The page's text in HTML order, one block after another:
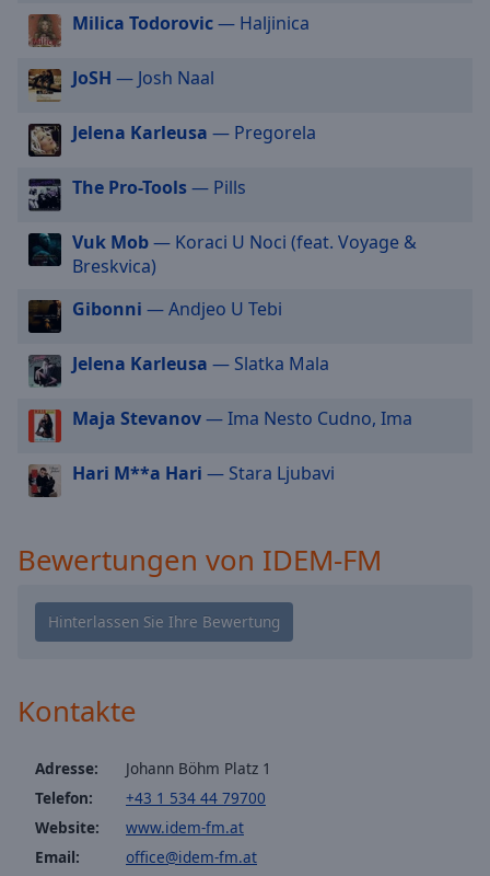
Picture-
in-
Picture
Fullscreen
modal
window.
Beginning
dialog
window.
Escape
cancel
window.
Text
Color
Opacity
Text
Background
Opacity
Milica Todorovic— Haljinica
JoSH — Josh Naal
Jelena Karleusa — Pregorela
The Pro-Tools— Pills
Vuk Mob— Koraci U Noci (feat. Voyage &
Breskvica)
Gibonni — Andjeo U Tebi
Jelena Karleusa — Slatka Mala
Maja Stevanov— Ima Nesto Cudno, Ima
Hari M**a Hari — Stara Ljubavi
Bewertungen von IDEM-FM
Kontakte
Adresse:
Johann Böhm Platz 1
Telefon:
+43 1 534 44 79700
Website:
www.idem-fm.at
Email:
office@idem-fm.at